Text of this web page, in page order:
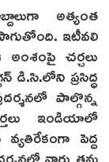
అత్యంత
ఇటీవలి
చర్చలు
ప్రసిద్ధ
పాల్గొన్న
ఇండియాలో
పెద్ద